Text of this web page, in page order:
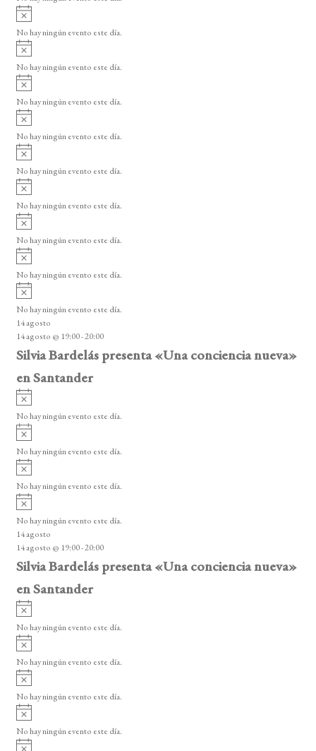
E
v
e
n
t
o
s
i
o
A
v
i
o
No hay ningún evento este día.
A
v
i
o
No hay ningún evento este día.
A
v
i
o
No hay ningún evento este día.
A
v
i
o
No hay ningún evento este día.
A
v
i
o
No hay ningún evento este día.
A
v
i
o
No hay ningún evento este día.
A
v
i
o
No hay ningún evento este día.
A
v
i
o
No hay ningún evento este día.
A
v
i
s
o
No hay ningún evento este día.
14 agosto
14 agosto @ 19:00-20:00
Silvia Bardelás presenta «Una conciencia nueva»
en Santander
A
v
i
o
No hay ningún evento este día.
A
v
i
o
No hay ningún evento este día.
A
v
i
o
No hay ningún evento este día.
A
v
i
s
o
No hay ningún evento este día.
14 agosto
14 agosto @ 19:00-20:00
Silvia Bardelás presenta «Una conciencia nueva»
en Santander
A
v
i
o
No hay ningún evento este día.
A
v
i
o
No hay ningún evento este día.
A
v
i
o
No hay ningún evento este día.
A
v
i
No hay ningún evento este día.
A